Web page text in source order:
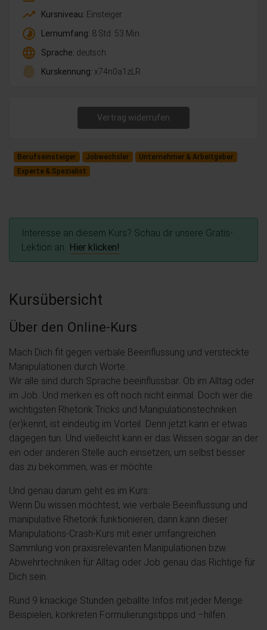
trending_up Kursniveau: Einsteiger
timelapse Lernumfang: 8 Std. 53 Min.
language Sprache: deutsch
fingerprint Kurskennung: x74n0a1zLR
Vertrag widerrufen
Berufseinsteiger Jobwechsler
Unternehmer & Arbeitgeber
Experte & Spezialist
Interesse an diesem Kurs? Schau dir unsere Gratis-
Lektion an. Hier klicken!
Kursübersicht
Über den Online-Kurs
Mach Dich fit gegen verbale Beeinflussung und versteckte
Manipulationen durch Worte.
Wir alle sind durch Sprache beeinflussbar. Ob im Alltag oder
im Job. Und merken es oft noch nicht einmal. Doch wer die
wichtigsten Rhetorik Tricks und Manipulationstechniken
(er)kennt, ist eindeutig im Vorteil. Denn jetzt kann er etwas
dagegen tun. Und vielleicht kann er das Wissen sogar an der
ein oder anderen Stelle auch einsetzen, um selbst besser
das zu bekommen, was er möchte.
Und genau darum geht es im Kurs:
Wenn Du wissen möchtest, wie verbale Beeinflussung und
manipulative Rhetorik funktionieren, dann kann dieser
Manipulations-Crash-Kurs mit einer umfangreichen
Sammlung von praxisrelevanten Manipulationen bzw.
Abwehrtechniken für Alltag oder Job genau das Richtige für
Dich sein.
Rund 9 knackige Stunden geballte Infos mit jeder Menge
Beispielen, konkreten Formulierungstipps und –hilfen.